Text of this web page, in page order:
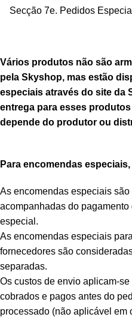
Secção 7e. Pedidos
Vários produtos não são
pela Skyshop, mas estão
especiais através do site da
entrega para esses
depende do produtor ou
Para encomendas
As encomendas especiais
acompanhadas do
especial.
As encomendas especiais
fornecedores são
separadas.
Os custos de envio aplicam-
cobrados e pagos antes do
processado (não aplicável em